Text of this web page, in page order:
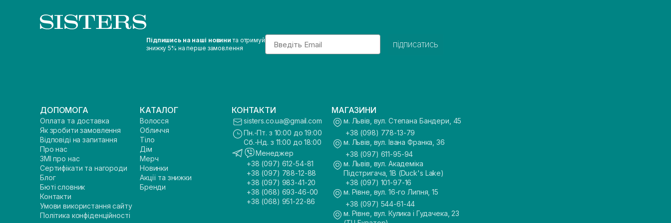
Підпишись на наші новини та отримуй
знижку 5% на перше замовлення
Email
підписатись
ДОПОМОГА
Оплата та доставка
Як зробити замовлення
Відповіді на запитання
Про нас
ЗМІ про нас
Сертифікати та нагороди
Блог
Бюті словник
Контакти
Умови використання сайту
Політика конфіденційності
КАТАЛОГ
Волосся
Обличчя
Тіло
Дім
Мерч
Новинки
Акції та знижки
Бренди
КОНТАКТИ
sisters.co.ua@gmail.com
Пн.-Пт. з 10:00 до 19:00
Сб.-Нд. з 11:00 до 18:00
Менеджер
+38 (097) 612-54-81
+38 (097) 788-12-88
+38 (097) 983-41-20
+38 (068) 693-46-00
+38 (068) 951-22-86
МАГАЗИНИ
м. Львів, вул. Степана Бандери, 45
+38 (098) 778-13-79
м. Львів, вул. Івана Франка, 36
+38 (097) 611-95-94
м. Львів, вул. Академіка
Підстригача, 1В (Duck's Lake)
+38 (097) 101-97-16
м. Рівне, вул. 16-го Липня, 15
+38 (097) 544-61-44
м. Рівне, вул. Кулика і Гудачека, 23